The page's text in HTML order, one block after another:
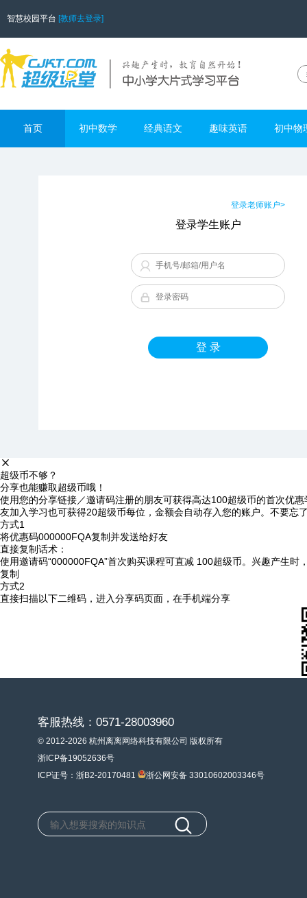
智慧校园平台 [教师去登录]
首页 初中数学 经典语文 趣味英语 初中物
登录老师账户>
登录学生账户
登 录
超级币不够？
分享也能赚取超级币哦！
使用您的分享链接／邀请码注册的朋友可获得高达100超级币的首次优
友加入学习也可获得20超级币每位，金额会自动存入您的账户。不要忘
方式1
将优惠码000000FQA复制并发送给好友
直接复制话术：
使用邀请码“000000FQA”首次购买课程可直减 100超级币。兴趣产生时
复制
方式2
直接扫描以下二维码，进入分享码页面，在手机端分享
客服热线：0571-28003960
© 2012-2026 杭州离离网络科技有限公司 版权所有
浙ICP备19052636号
ICP证号：浙B2-20170481
浙公网安备 33010602003346号